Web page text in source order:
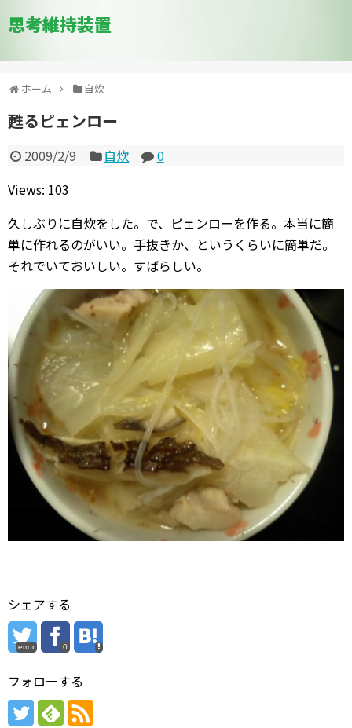
思考維持装置
ホーム 自炊
甦るピェンロー
2009/2/9 自炊
0
Views: 103
久しぶりに自炊をした。で、ピェンローを作る。本当に簡
単に作れるのがいい。手抜きか、というくらいに簡単だ。
それでいておいしい。すばらしい。
シェアする
error 0
フォローする